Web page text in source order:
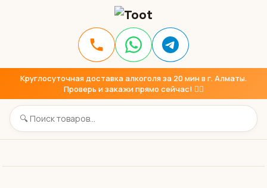
Круглосуточная доставка алкоголя за 20 мин в г. Алматы.
Проверь и закажи прямо сейчас! 👇🏼